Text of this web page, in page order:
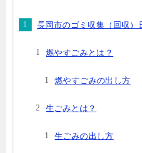
長岡市のゴミ収集（回収）
燃やすごみとは？
燃やすごみの出し方
生ごみとは？
生ごみの出し方